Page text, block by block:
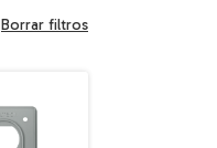
Borrar filtros